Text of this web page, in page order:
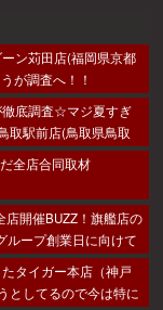
ーン苅田店(福岡県京都
が調査へ！！
徹底調査☆マジ夏すぎ
取駅前店(鳥取県鳥取
全店合同取材
店開催BUZZ！旗艦店の
ループ創業日に向けて
！
たタイガー本店（神戸
としてるので今は特に